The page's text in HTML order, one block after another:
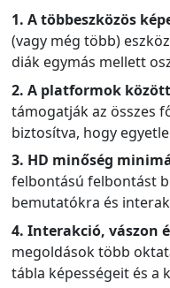
1. A többeszközös
(vagy még több)
diák egymás mellett
2. A platformok
támogatják az összes
biztosítva, hogy
3. HD minőség
felbontású felbontást
bemutatókra és
4. Interakció, vászon
megoldások több
tábla képességeit és a